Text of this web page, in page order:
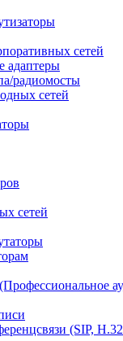
сетей
адаптеры
радиомосты
сетей
сетей
(SIP,